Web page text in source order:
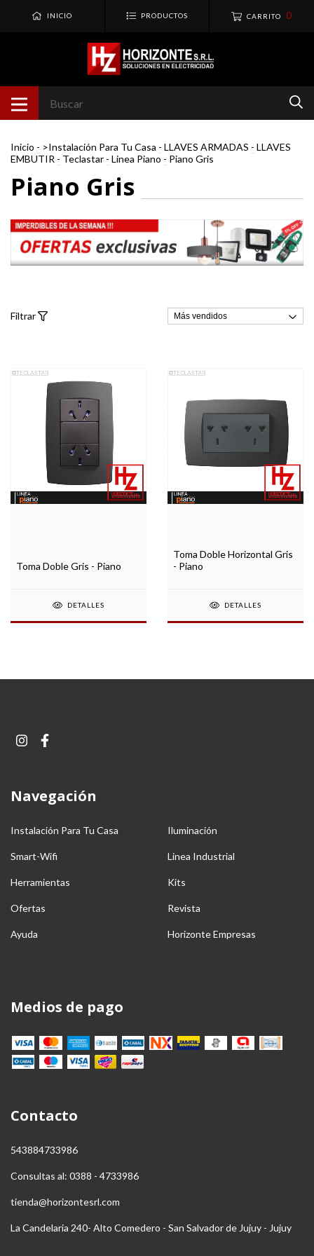
INICIO PRODUCTOS CARRITO 0
Inicio - >Instalación Para Tu Casa - LLAVES ARMADAS - LLAVES
EMBUTIR - Teclastar - Linea Piano - Piano Gris
Piano Gris
Filtrar
Toma Doble Gris - Piano
DETALLES
Toma Doble Horizontal Gris
- Piano
DETALLES
Navegación
Instalación Para Tu Casa Iluminación
Smart-Wifi Linea Industrial
Herramientas Kits
Ofertas Revista
Ayuda Horizonte Empresas
Medios de pago
Contacto
543884733986
Consultas al: 0388 - 4733986
tienda@horizontesrl.com
La Candelaria 240- Alto Comedero - San Salvador de Jujuy - Jujuy